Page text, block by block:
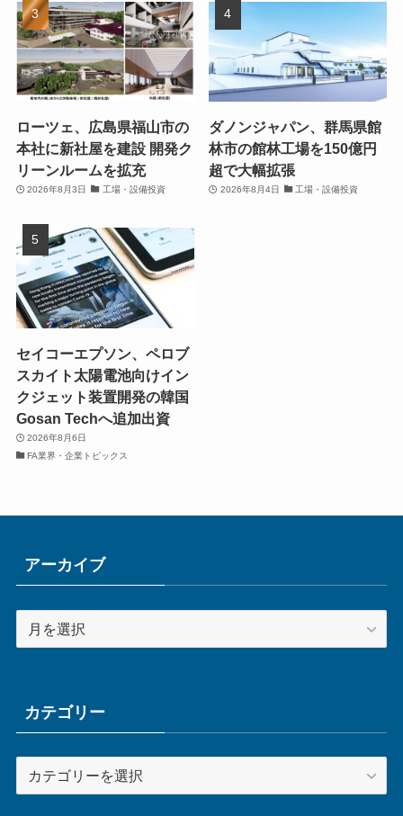
ローツェ、広島県福山市の
本社に新社屋を建設 開発ク
リーンルームを拡充
2026年8月3日 工場・設備投資
ダノンジャパン、群馬県館
林市の館林工場を150億円
超で大幅拡張
2026年8月4日 工場・設備投資
セイコーエプソン、ペロブ
スカイト太陽電池向けイン
クジェット装置開発の韓国
Gosan Techへ追加出資
2026年8月6日
FA業界・企業トピックス
アーカイブ
ー
ブカテゴリー
テ